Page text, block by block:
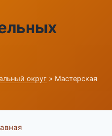
округ » Мастерская